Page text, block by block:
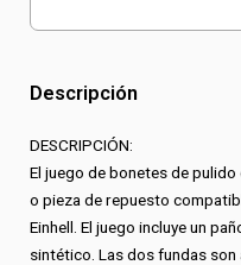
Descripción
DESCRIPCIÓN:
El juego de bonetes de
o pieza de repuesto
Einhell. El juego incluye un
sintético. Las dos fundas